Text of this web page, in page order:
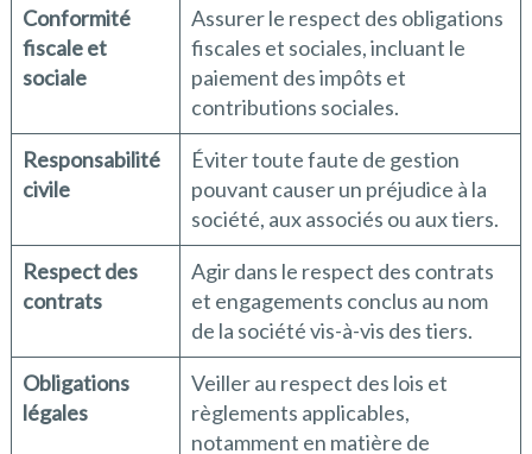
Conformité
fiscale et
sociale
Assurer le respect des obligations
fiscales et sociales, incluant le
paiement des impôts et
contributions sociales.
Responsabilité
civile
Éviter toute faute de gestion
pouvant causer un préjudice à la
société, aux associés ou aux tiers.
Respect des
contrats
Agir dans le respect des contrats
et engagements conclus au nom
de la société vis-à-vis des tiers.
Obligations
légales
Veiller au respect des lois et
règlements applicables,
notamment en matière de